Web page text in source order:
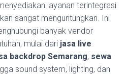
layanan terintegrasi
sangat menguntungkan. Ini
banyak vendor
mulai dari jasa live
backdrop Semarang, sewa
sound system, lighting, dan